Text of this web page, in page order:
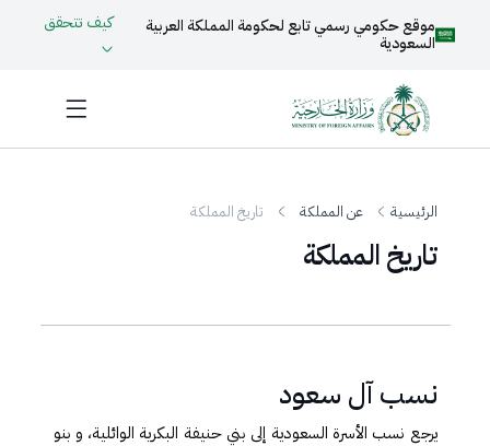
موقع حكومي رسمي تابع لحكومة المملكة العربية
السعودية
كيف تتحقق
الرئيسية عن المملكة تاريخ المملكة
تاريخ المملكة
​​​​​​​​​​​​​​نسب آل سعود
يرجع نسب الأسرة السعودية إلى بني حنيفة البكرية الوائلية، و بنو